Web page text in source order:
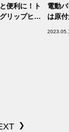
便利に！ト
リップヒー
電動
は原